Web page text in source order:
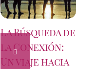
La Búsqueda de
la Conexión:
Un viaje hacia